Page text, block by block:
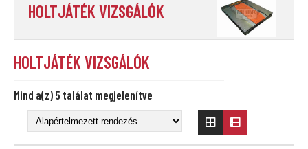
HOLTJÁTÉK VIZSGÁLÓK
HOLTJÁTÉK VIZSGÁLÓK
Mind a(z) 5 találat megjelenítve